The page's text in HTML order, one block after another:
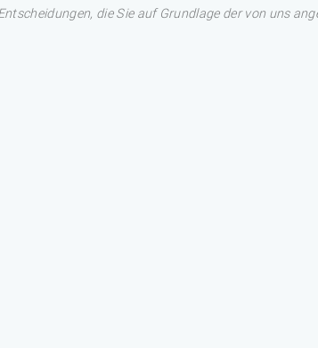
die Sie auf Grundlage der von uns